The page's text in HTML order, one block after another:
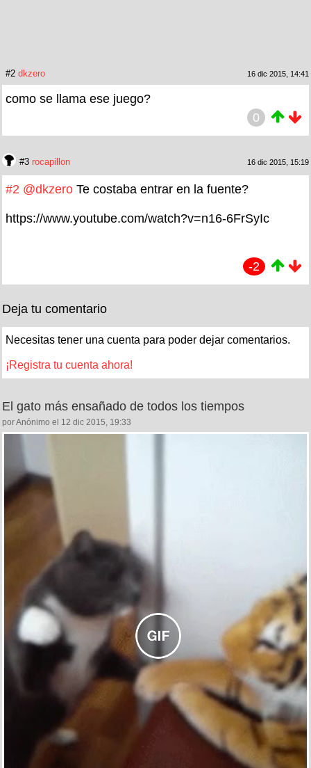
#2 dkzero 16 dic 2015, 14:41
como se llama ese juego?
0
#3 rocapillon 16 dic 2015, 15:19
#2 @dkzero Te costaba entrar en la fuente?
https://www.youtube.com/watch?v=n16-6FrSyIc
-2
Deja tu comentario
Necesitas tener una cuenta para poder dejar comentarios.
¡Registra tu cuenta ahora!
El gato más ensañado de todos los tiempos
por Anónimo el 12 dic 2015, 19:33